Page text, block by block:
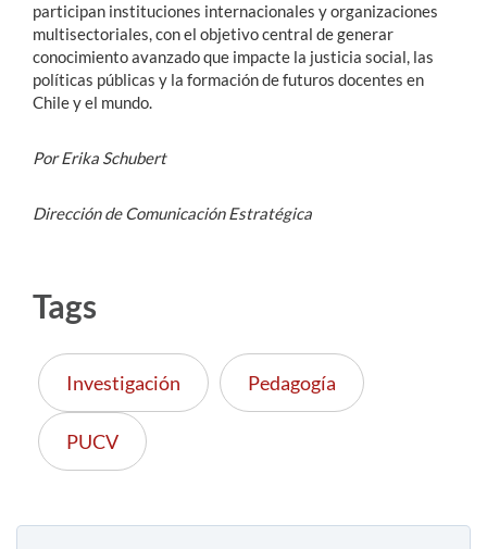
participan instituciones internacionales y organizaciones
multisectoriales, con el objetivo central de generar
conocimiento avanzado que impacte la justicia social, las
políticas públicas y la formación de futuros docentes en
Chile y el mundo.
Por Erika Schubert
Dirección de Comunicación Estratégica
Tags
Investigación Pedagogía
PUCV